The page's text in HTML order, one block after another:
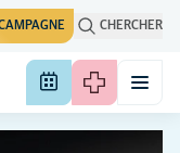
CHERCHER